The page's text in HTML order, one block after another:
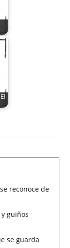
reconoce de
guiños
se guarda